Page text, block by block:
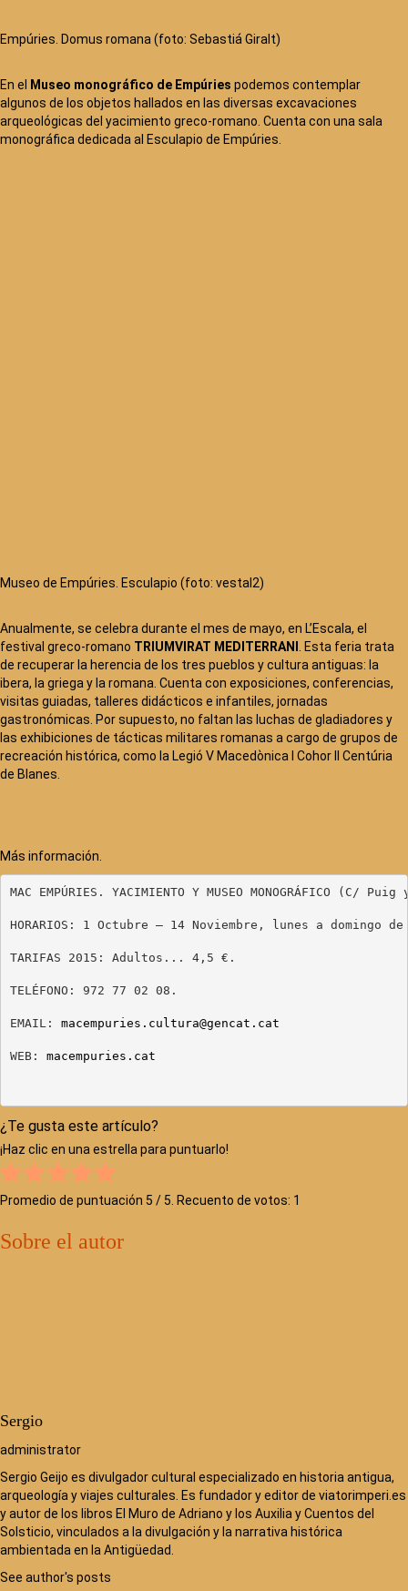
Empúries. Domus romana (foto: Sebastiá Giralt)
En el Museo monográfico de Empúries podemos contemplar
algunos de los objetos hallados en las diversas excavaciones
arqueológicas del yacimiento greco-romano. Cuenta con una sala
monográfica dedicada al Esculapio de Empúries.
Museo de Empúries. Esculapio (foto: vestal2)
Anualmente, se celebra durante el mes de mayo, en L’Escala, el
festival greco-romano TRIUMVIRAT MEDITERRANI
. Esta feria trata
de recuperar la herencia de los tres pueblos y cultura antiguas: la
ibera, la griega y la romana. Cuenta con exposiciones, conferencias,
visitas guiadas, talleres didácticos e infantiles, jornadas
gastronómicas. Por supuesto, no faltan las luchas de gladiadores y
las exhibiciones de tácticas militares romanas a cargo de grupos de
recreación histórica, como la Legió V Macedònica I Cohor II Centúria
de Blanes.
Más información.
MAC EMPÚRIES. YACIMIENTO Y MUSEO MONOGRÁFICO
HORARIOS: 1 Octubre – 14 Noviembre, lunes a
TARIFAS 2015: Adultos... 4,5 €.
TELÉFONO: 972 77 02 08.
EMAIL: macempuries.cultura@gencat.cat
WEB: macempuries.cat
¿Te gusta este artículo?
¡Haz clic en una estrella para puntuarlo!
Promedio de puntuación 5 / 5. Recuento de votos: 1
Sobre el autor
Sergio
administrator
Sergio Geijo es divulgador cultural especializado en historia antigua,
arqueología y viajes culturales. Es fundador y editor de viatorimperi.es
y autor de los libros El Muro de Adriano y los Auxilia y Cuentos del
Solsticio, vinculados a la divulgación y la narrativa histórica
ambientada en la Antigüedad.
See author's posts